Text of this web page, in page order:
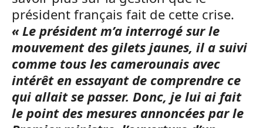
président français fait de cette crise.
« Le président m’a interrogé sur le
mouvement des gilets jaunes, il a suivi
comme tous les camerounais avec
intérêt en essayant de comprendre ce
qui allait se passer. Donc, je lui ai fait
le point des mesures annoncées par le